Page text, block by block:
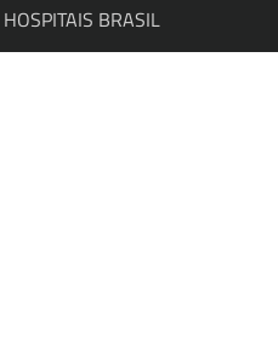
HOSPITAIS BRASIL